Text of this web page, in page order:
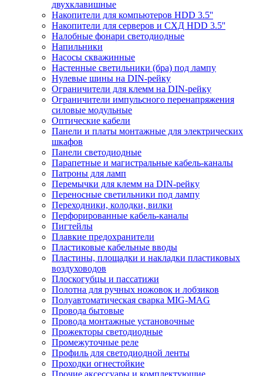
двухклавишные
Накопители для компьютеров HDD 3.5''
Накопители для серверов и СХД HDD 3.5''
Налобные фонари светодиодные
Напильники
Насосы скважинные
Настенные светильники (бра) под лампу
Нулевые шины на DIN-рейку
Ограничители для клемм на DIN-рейку
Ограничители импульсного перенапряжения
силовые модульные
Оптические кабели
Панели и платы монтажные для электрических
шкафов
Панели светодиодные
Парапетные и магистральные кабель-каналы
Патроны для ламп
Перемычки для клемм на DIN-рейку
Переносные светильники под лампу
Переходники, колодки, вилки
Перфорированные кабель-каналы
Пигтейлы
Плавкие предохранители
Пластиковые кабельные вводы
Пластины, площадки и накладки пластиковых
воздуховодов
Плоскогубцы и пассатижи
Полотна для ручных ножовок и лобзиков
Полуавтоматическая сварка MIG-MAG
Провода бытовые
Провода монтажные установочные
Прожекторы светодиодные
Промежуточные реле
Профиль для светодиодной ленты
Проходки огнестойкие
Прочие аксессуары и комплектующие